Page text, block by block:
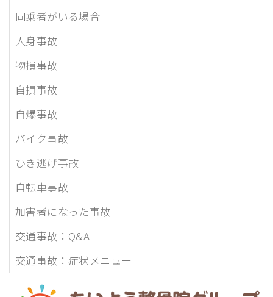
同乗者がいる場合
人身事故
物損事故
自損事故
自爆事故
バイク事故
ひき逃げ事故
自転車事故
加害者になった事故
交通事故：Q&A
交通事故：症状メニュー